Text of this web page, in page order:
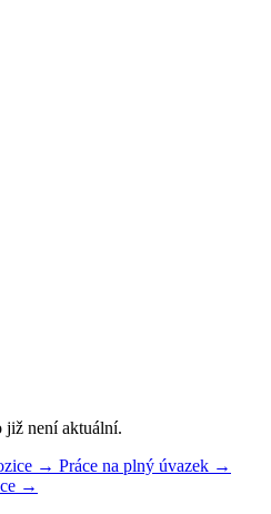
již není aktuální.
→ Práce na plný úvazek →
→